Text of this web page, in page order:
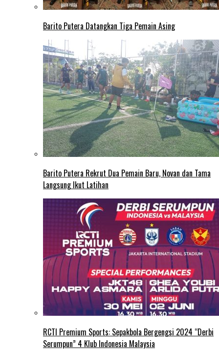
Barito Putera Datangkan Tiga Pemain Asing
Barito Putera Rekrut Dua Pemain Baru, Novan dan Tama
Langsung Ikut Latihan
RCTI Premium Sports: Sepakbola Bergengsi 2024 “Derbi
Serumpun” 4 Klub Indonesia Malaysia